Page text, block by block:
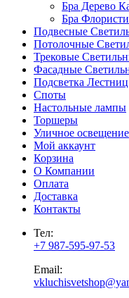
Бра Дерево
Бра
Подвесные
Потолочные
Трековые
Фасадные
Подсветка Лестниц
Споты
Настольные лампы
Торшеры
Уличное освещение
Мой аккаунт
Корзина
О Компании
Оплата
Доставка
Контакты
Тел:
+7 987-595-97-53
Email: